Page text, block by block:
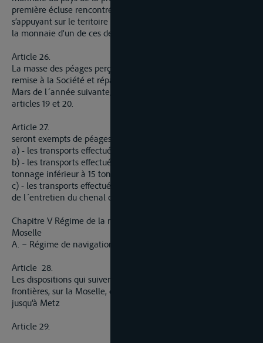
première écluse rencontrée appartient à un ouvrage
s’appuyant sur le teritoire de deux Etats, l’usager pourra choisir
la monnaie d’un de ces deux Etats.
Article 26.
La masse des péages perçus au cours d´une année sera
remise à la Société et répartie par ses soins, au plus tard le 1er
Mars de l´année suivante, conformément aux dispositions des
articles 19 et 20.
Article 27.
seront exempts de péages :
a) - les transports effectués entre deux écluses successives,
b) - les transports effectués dans des petits bateaux de
tonnage inférieur à 15 tonnes,
c) - les transports effectués dans l´intérêt de la construction et
de l´entretien du chenal ou des ouvrages de navigation.
Chapitre V Régime de la navigation et Commission de la
Moselle
A. – Régime de navigation
Article 28.
Les dispositions qui suivent s’appliquent aux transport trans-
frontières, sur la Moselle, depuis son confluent avec le Rhin
jusqu’à Metz
Article 29.